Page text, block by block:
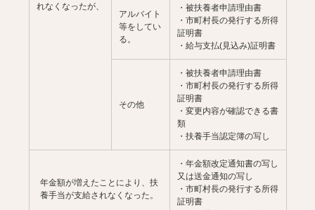
れなくなったが、
アルバイト
等をしてい
る。
・被扶養者申請理由書
・市町村長の発行する所得
証明書
・給与支払(見込み)証明書
その他
・被扶養者申請理由書
・市町村長の発行する所得
証明書
・変更内容が確認できる書
類
・扶養手当認定簿の写し
年金額が増えたことにより、扶
養手当が支給されなくなった。
・年金額改定通知書の写し
又は送金通知の写し
・市町村長の発行する所得
証明書